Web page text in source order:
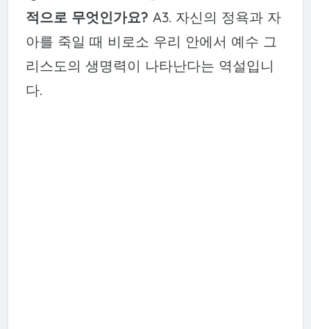
적으로 무엇인가요? A3. 자신의 정욕과 자
아를 죽일 때 비로소 우리 안에서 예수 그
리스도의 생명력이 나타난다는 역설입니
다.